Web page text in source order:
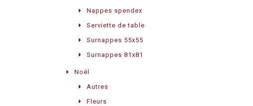
Nappes spendex
Serviette de table
Surnappes 55x55
Surnappes 81x81
Noël
Autres
Fleurs